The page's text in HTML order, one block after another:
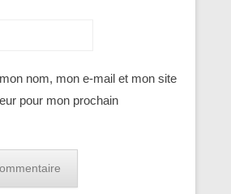
nom, mon e-mail et mon site
pour mon prochain